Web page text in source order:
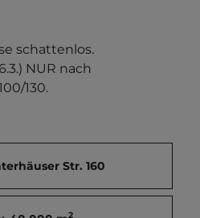
schattenlos.
NUR nach
130.
Str. 160
2